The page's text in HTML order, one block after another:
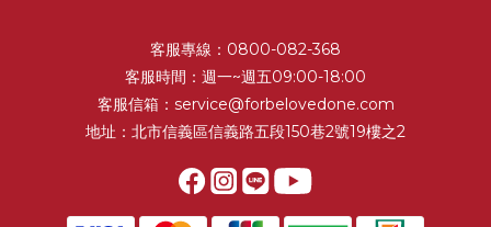
客服專線：0800-082-368
客服時間：週一~週五09:00-18:00
客服信箱：service@forbelovedone.com
地址：北市信義區信義路五段150巷2號19樓之2